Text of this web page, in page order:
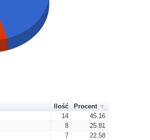
Ilość
Procent
14
45.16
8
25.81
7
22.58